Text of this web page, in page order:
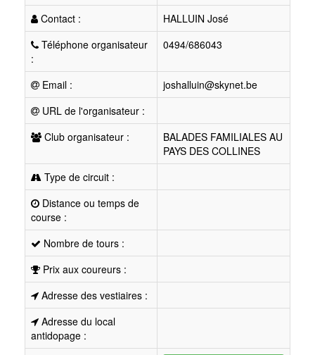
Contact :
HALLUIN José
Téléphone organisateur
:
0494/686043
Email :
joshalluin@skynet.be
URL de l'organisateur :
Club organisateur :
BALADES FAMILIALES AU
PAYS DES COLLINES
Type de circuit :
Distance ou temps de
course :
Nombre de tours :
Prix aux coureurs :
Adresse des vestiaires :
Adresse du local
antidopage :